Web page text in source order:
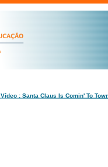
Vídeo : Santa Claus Is Comin' To